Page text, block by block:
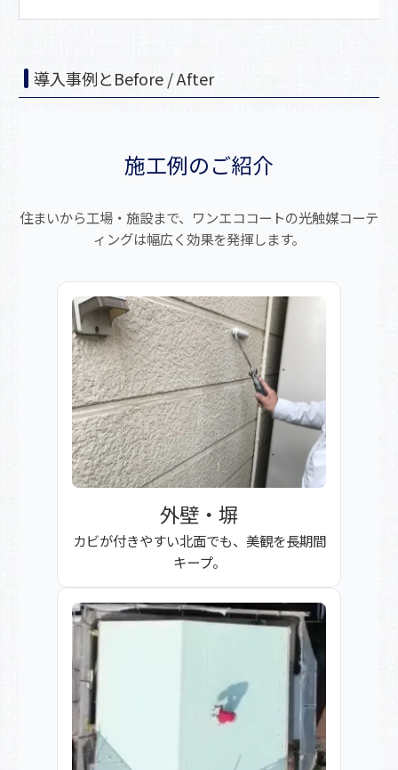
導入事例とBefore / After
施工例のご紹介
住まいから工場・施設まで、ワンエココートの光触媒コーテ
ィングは幅広く効果を発揮します。
外壁・塀
カビが付きやすい北面でも、美観を長期間
キープ。